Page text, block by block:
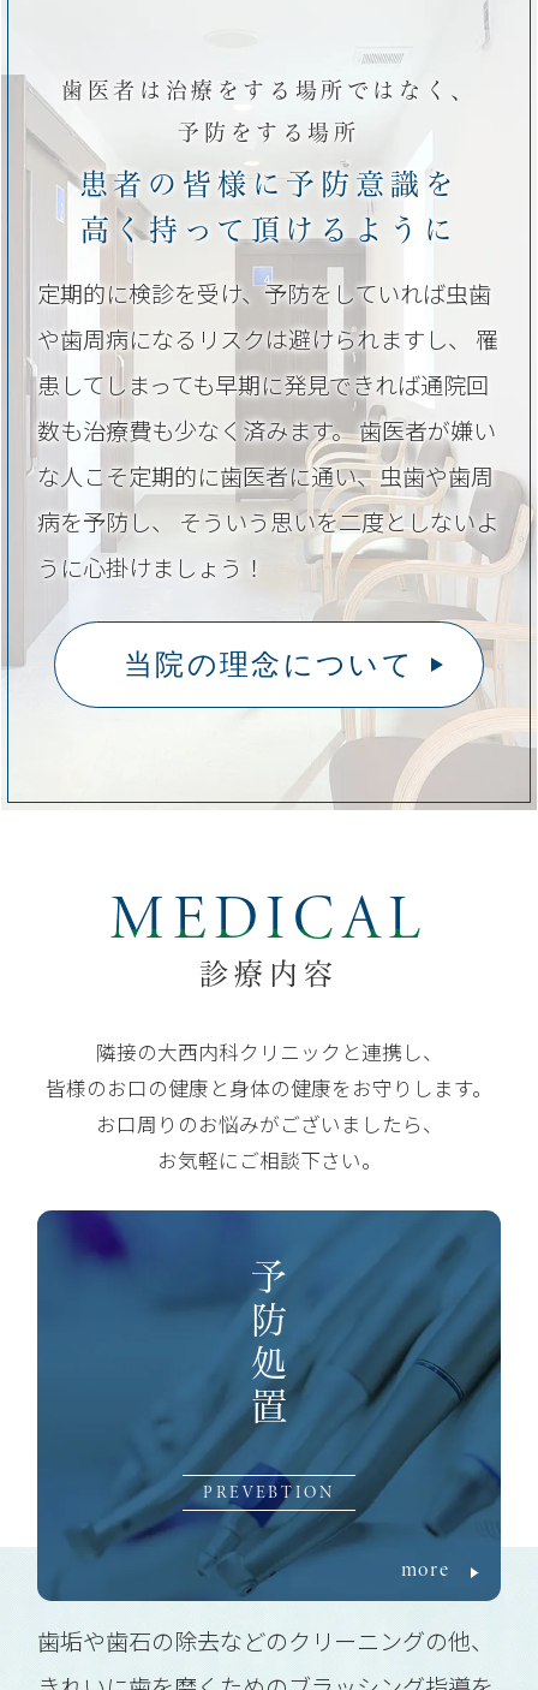
歯医者は治療をする場所ではなく、
予防をする場所
患者の皆様に予防意識を
高く持って頂けるように
定期的に検診を受け、予防をしていれば虫歯
や歯周病になるリスクは避けられますし、
罹
患してしまっても早期に発見できれば通院回
数も治療費も少なく済みます。歯医者が嫌い
な人こそ定期的に歯医者に通い、虫歯や歯周
病を予防し、
そういう思いを二度としないよ
うに心掛けましょう！
当院の理念について
MEDICAL
診療内容
隣接の大西内科クリニックと連携し、
皆様のお口の健康と身体の健康をお守りします。
お口周りのお悩みがございましたら、
お気軽にご相談下さい。
予防処置
PREVEBTION
more
歯垢や歯石の除去などのクリーニングの他、